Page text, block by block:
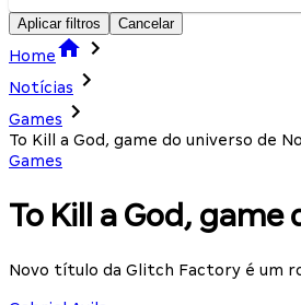
Aplicar filtros Cancelar
Home
Notícias
Games
To Kill a God, game do universo de
Games
To Kill a God,
Novo título da Glitch Factory é um